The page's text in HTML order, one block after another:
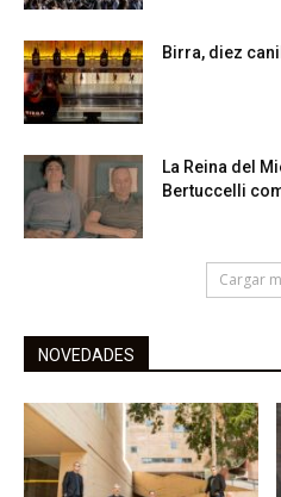
Birra, diez
La Reina del
Bertuccelli
Cargar
NOVEDADES